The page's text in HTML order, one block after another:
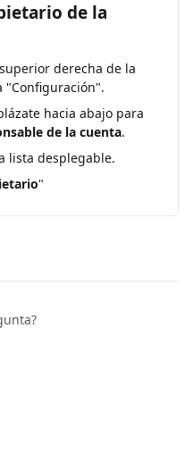
de la
derecha de la
"Configuración".
hacia abajo para
de la cuenta.
lista desplegable.
"